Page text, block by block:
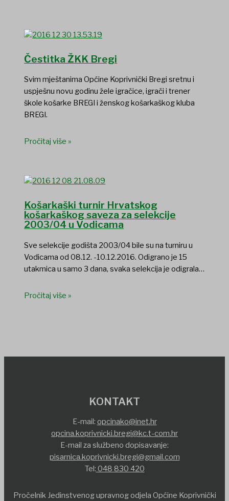
Čestitka ŽKK Bregi
Svim mještanima Općine Koprivnički Bregi sretnu i
uspješnu novu godinu žele igračice, igrači i trener
škole košarke BREGI i ženskog košarkaškog kluba
BREGI.
Pročitaj više »
Košarkaški turnir Hrvatskog
košarkaškog saveza za selekcije
2003/04 u Vodicama
Sve selekcije godišta 2003/04 bile su na turniru u
Vodicama od 08.12. -10.12.2016. Odigrano je 15
utakmica u samo 3 dana, svaka selekcija je odigrala…
Pročitaj više »
KONTAKT
E-mail: opcinako@inet.hr
opcina.koprivnicki.bregi@kc.t-com.hr
E-mail za službeno dopisavanje:
pisarnica.koprivnicki.bregi@gmail.com
Tel: 048 830 420
Pročelnik Jedinstvenog upravnog odjela Općine Koprivnički